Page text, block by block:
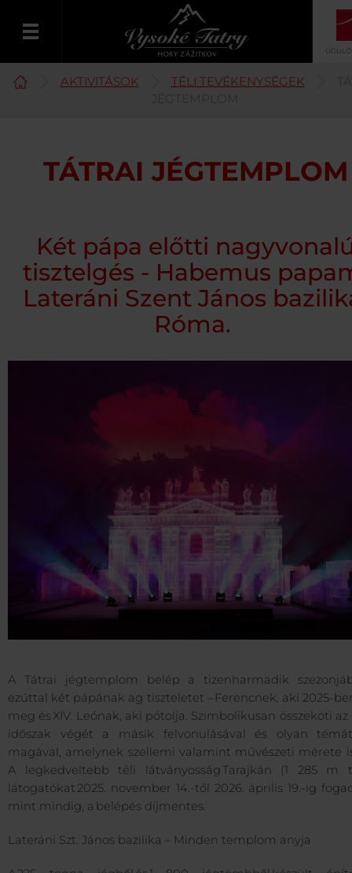
AKTIVITÁSOK TÉLI TEVÉKENYSÉGEK
JÉGTEMPLOM
TÁTRAI JÉGTEMPLOM
Két pápa előtti
tisztelgés - Habemus
Lateráni Szent János
Róma.
A Tátrai jégtemplom belép a tizenharmadik
ezúttal két pápának ag tiszteletet – Ferencnek, aki 2025-
meg és XIV. Leónak, aki pótolja. Szimbolikusan összeköti
időszak végét a másik felvonulásával és olyan
magával, amelynek szellemi valamint művészeti mérete
A legkedveltebb téli látványosság Tarajkán (1 285 m
látogatókat 2025. november 14.-től 2026. április 19.-ig
mint mindig, a belépés díjmentes.
Lateráni Szt. János bazilika – Minden templom anyja